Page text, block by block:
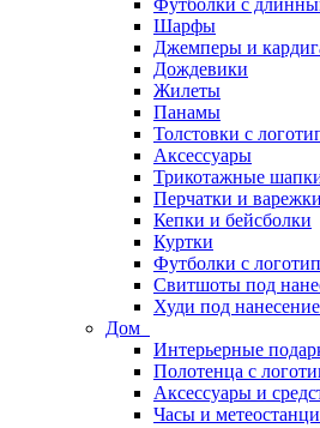
Футболки с
Шарфы
Джемперы и
Дождевики
Жилеты
Панамы
Толстовки с
Аксессуары
Трикотажные
Перчатки и
Кепки и бейсболки
Куртки
Футболки с
Свитшоты под
Худи под
Дом
Интерьерные
Полотенца с
Аксессуары и
Часы и